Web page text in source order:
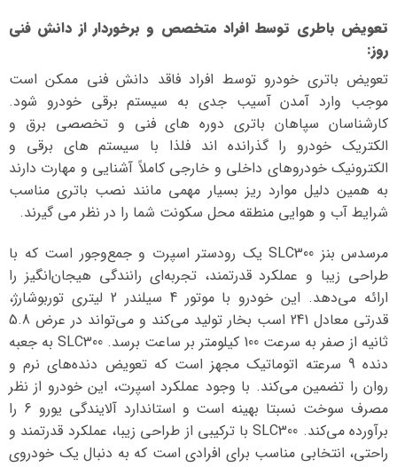
تعویض باطری توسط افراد متخصص و برخوردار از دانش فنی
روز:
تعویض باتری خودرو توسط افراد فاقد دانش فنی ممکن است
موجب وارد آمدن آسیب جدی به سیستم برقی خودرو شود.
کارشناسان سپاهان باتری دوره های فنی و تخصصی برق و
الکتریک خودرو را گذرانده اند فلذا با سیستم های برقی و
الکترونیک خودروهای داخلی و خارجی کاملاً آشنایی و مهارت دارند
به همین دلیل موارد ریز بسیار مهمی مانند نصب باتری مناسب
شرایط آب و هوایی منطقه محل سکونت شما را در نظر می گیرند.
مرسدس بنز SLC300 یک رودستر اسپرت و جمع‌وجور است که با
طراحی زیبا و عملکرد قدرتمند، تجربه‌ای رانندگی هیجان‌انگیز را
ارائه می‌دهد. این خودرو با موتور 4 سیلندر 2 لیتری توربوشارژ،
قدرتی معادل 241 اسب بخار تولید می‌کند و می‌تواند در عرض 5.8
ثانیه از صفر به سرعت 100 کیلومتر بر ساعت برسد. SLC300 به جعبه
دنده 9 سرعته اتوماتیک مجهز است که تعویض دنده‌های نرم و
روان را تضمین می‌کند. با وجود عملکرد اسپرت، این خودرو از نظر
مصرف سوخت نسبتا بهینه است و استاندارد آلایندگی یورو 6 را
برآورده می‌کند. SLC300 با ترکیبی از طراحی زیبا، عملکرد قدرتمند و
راحتی، انتخابی مناسب برای افرادی است که به دنبال یک خودروی